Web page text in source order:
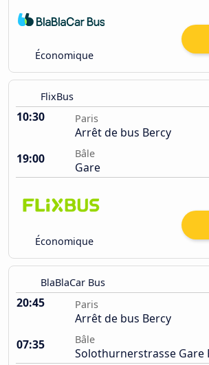
Économique
FlixBus
10:30 Paris
Arrêt de bus Bercy
19:00
Bâle
Gare
Économique
BlaBlaCar Bus
20:45 Paris
Arrêt de bus Bercy
07:35
Bâle
Solothurnerstrasse Gare